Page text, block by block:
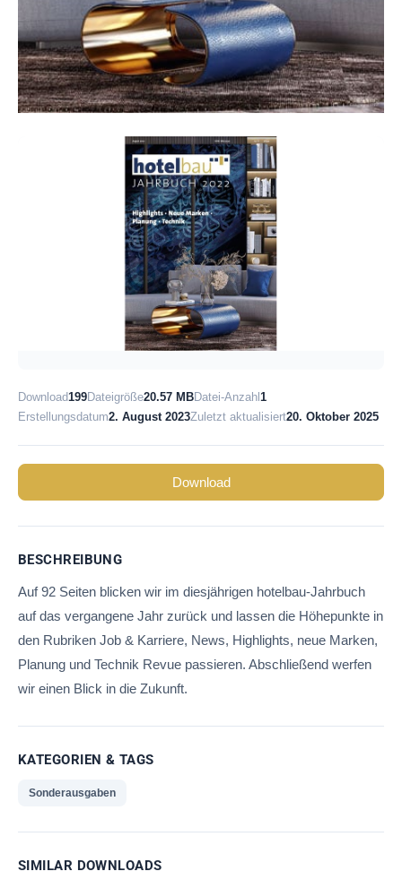
Download199Dateigröße20.57 MBDatei-Anzahl 1
Erstellungsdatum2. August 2023Zuletzt aktualisiert20. Oktober 2025
Download
BESCHREIBUNG
Auf 92 Seiten blicken wir im diesjährigen hotelbau-Jahrbuch
auf das vergangene Jahr zurück und lassen die Höhepunkte in
den Rubriken Job & Karriere, News, Highlights, neue Marken,
Planung und Technik Revue passieren. Abschließend werfen
wir einen Blick in die Zukunft.
KATEGORIEN & TAGS
Sonderausgaben
SIMILAR DOWNLOADS